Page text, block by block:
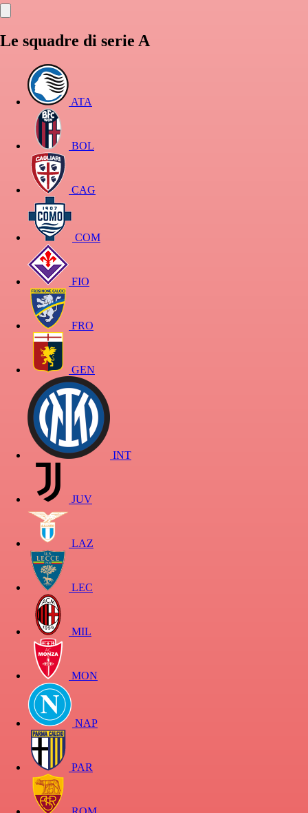
Le squadre di serie A
ATA
BOL
CAG
COM
FIO
FRO
GEN
INT
JUV
LAZ
LEC
MIL
MON
NAP
PAR